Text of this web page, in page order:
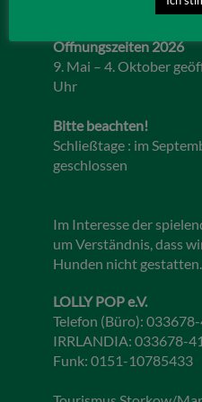
Öffnungszeiten 2026
9. Mai – 4. Oktober
Uhr
Bitte beachten!
Schließtage : im
geschlossen
Im Interesse der
um Verständnis, dass
Hunden nicht gestatten.
LOLLY POP e.V.
Telefon (Büro):
IRRLANDIA: 033678-
Funk: 0151-10785433